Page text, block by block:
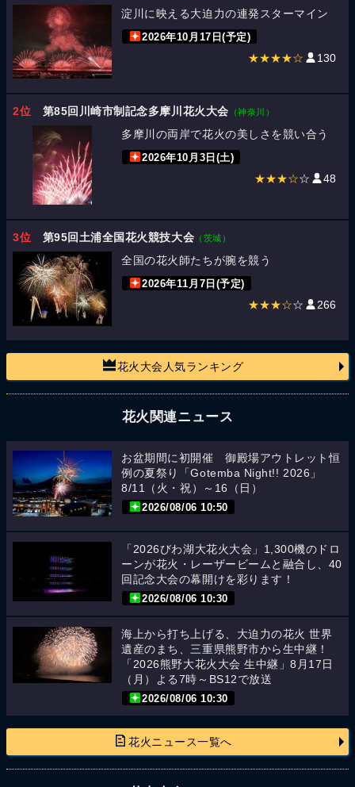
淀川に映える大迫力の連発スターマイン
2026年10月17日(予定)
★★★★☆ 130
2位 第85回川崎市制記念多摩川花火大会 （神奈川）
多摩川の両岸で花火の美しさを競い合う
2026年10月3日(土)
★★★☆☆ 48
3位 第95回土浦全国花火競技大会 （茨城）
全国の花火師たちが腕を競う
2026年11月7日(予定)
★★★☆☆ 266
花火大会人気ランキング
花火関連ニュース
お盆期間に初開催 御殿場アウトレット恒
例の夏祭り「Gotemba Night!! 2026」
8/11（火・祝）～16（日）
2026/08/06 10:50
「2026びわ湖大花火大会」1,300機のドロ
ーンが花火・レーザービームと融合し、40
回記念大会の幕開けを彩ります！
2026/08/06 10:30
海上から打ち上げる、大迫力の花火 世界
遺産のまち、三重県熊野市から生中継！
「2026熊野大花火大会 生中継」8月17日
（月）よる7時～BS12で放送
2026/08/06 10:30
花火ニュース一覧へ